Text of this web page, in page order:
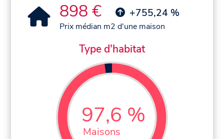
898 € +755,24 %
Prix médian m2 d'une maison
Type d'habitat
97,6 %
Maisons